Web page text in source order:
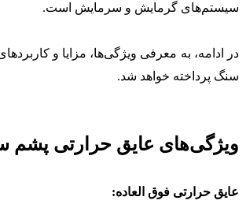
سیستم‌های گرمایش و سرمایش است.
در ادامه، به معرفی ویژگی‌ها، مزایا و
سنگ پرداخته خواهد شد.
ویژگی‌های عایق حرارتی پشم
عایق حرارتی فوق العاده: